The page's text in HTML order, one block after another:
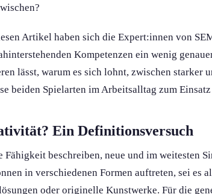
Artikel haben sich die Expert:innen von
Kompetenzen ein wenig
lässt, warum es sich lohnt, zwischen starker
beiden Spielarten im Arbeitsalltag zum
Ein Definitions­versuch
beschreiben, neue und im weitesten
in verschiedenen Formen auftreten, sei es
oder originelle Kunstwerke. Für die